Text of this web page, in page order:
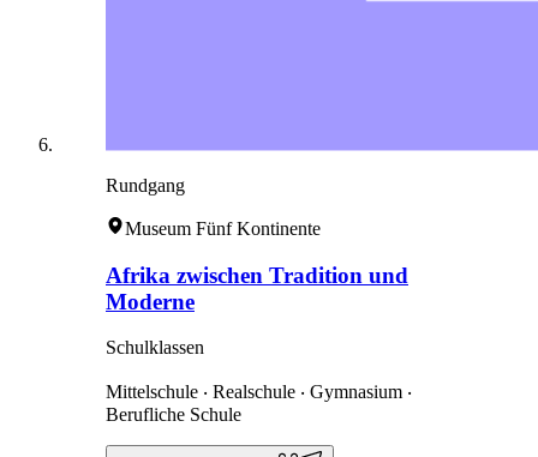
Rundgang
Museum Fünf Kontinente
Afrika zwischen Tradition und
Moderne
Schulklassen
Mittelschule ‧ Realschule ‧ Gymnasium ‧
Berufliche Schule